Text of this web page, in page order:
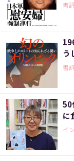
書
う
書
50
に
イ